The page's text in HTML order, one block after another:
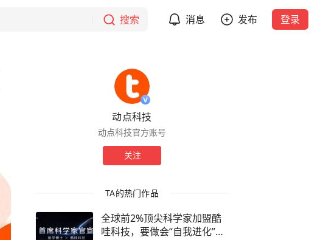
搜索 消息 发布 登录
动点科技
动点科技官方账号
关注
TA的热门作品
全球前2%顶尖科学家加盟酷
哇科技，要做会“自我进化”的